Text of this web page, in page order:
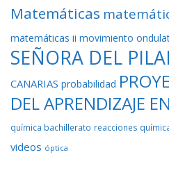
Matemáticas
matemáticas ii movimiento
SEÑORA DEL
CANARIAS probabilidad
DEL APRENDIZAJE
química bachillerato reacciones
videos óptica